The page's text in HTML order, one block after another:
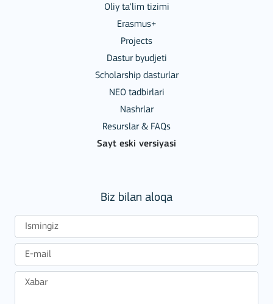
Oliy ta'lim tizimi
Erasmus+
Projects
Dastur byudjeti
Scholarship dasturlar
NEO tadbirlari
Nashrlar
Resurslar & FAQs
Sayt eski versiyasi
Biz bilan aloqa